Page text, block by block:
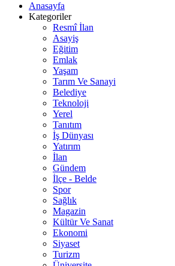
Anasayfa
Kategoriler
Resmî İlan
Asayiş
Eğitim
Emlak
Yaşam
Tarım Ve Sanayi
Belediye
Teknoloji
Yerel
Tanıtım
İş Dünyası
Yatırım
İlan
Gündem
İlçe - Belde
Spor
Sağlık
Magazin
Kültür Ve Sanat
Ekonomi
Siyaset
Turizm